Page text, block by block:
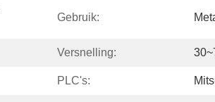
Gebruik:
Versnelling:
PLC's: